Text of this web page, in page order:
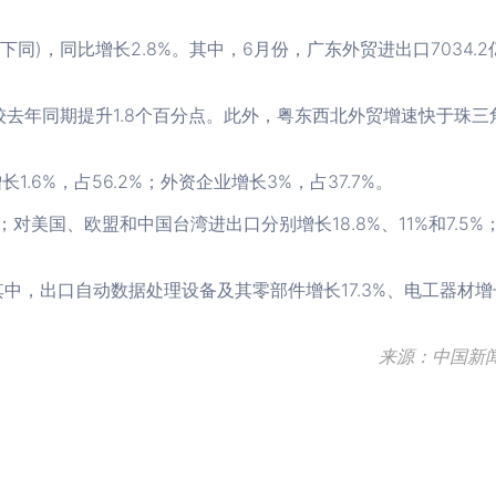
同)，同比增长2.8%。其中，6月份，广东外贸进出口7034.2
年同期提升1.8个百分点。此外，粤东西北外贸增速快于珠三
，占56.2%；外资企业增长3%，占37.7%。
美国、欧盟和中国台湾进出口分别增长18.8%、11%和7.5%
，出口自动数据处理设备及其零部件增长17.3%、电工器材
来源：中国新